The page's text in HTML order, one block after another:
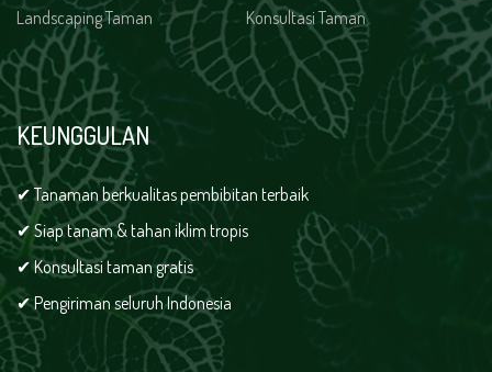
Landscaping Taman
Konsultasi Taman
KEUNGGULAN
✔ Tanaman berkualitas pembibitan terbaik
✔ Siap tanam & tahan iklim tropis
✔ Konsultasi taman gratis
✔ Pengiriman seluruh Indonesia